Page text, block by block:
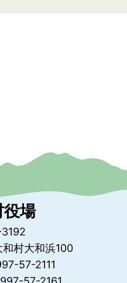
場
村大和浜100
57-2111